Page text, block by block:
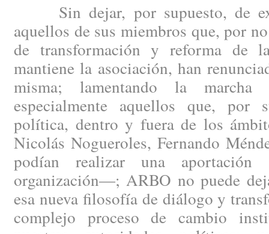
Sin dejar, por supuesto, de
aquellos de sus miembros que, por
de transformación y reforma de
mantiene la asociación, han
misma; lamentando la
especialmente aquellos que, por
política, dentro y fuera de los
Nicolás Nogueroles, Fernando
podían realizar una aportación
organización—; ARBO no puede
esa nueva filosofía de diálogo y
complejo proceso de cambio